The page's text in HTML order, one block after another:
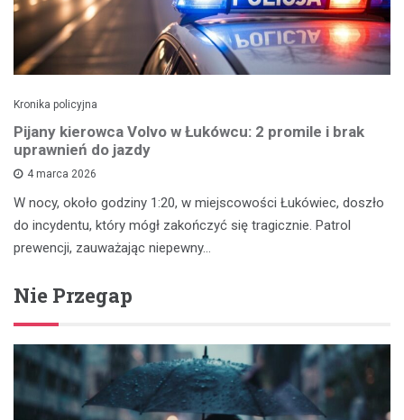
Kronika policyjna
Pijany kierowca Volvo w Łukówcu: 2 promile i brak
uprawnień do jazdy
4 marca 2026
W nocy, około godziny 1:20, w miejscowości Łukówiec, doszło
do incydentu, który mógł zakończyć się tragicznie. Patrol
prewencji, zauważając niepewny…
Nie Przegap